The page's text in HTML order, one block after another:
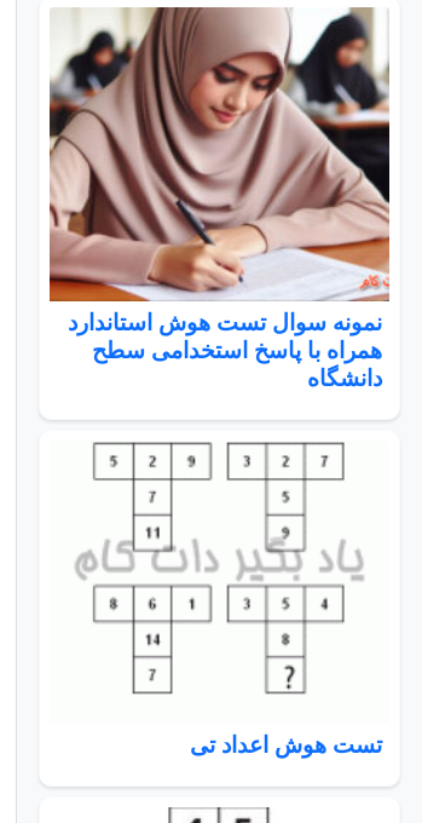
نمونه سوال تست هوش استاندارد
همراه با پاسخ استخدامی سطح
دانشگاه
تست هوش اعداد تی